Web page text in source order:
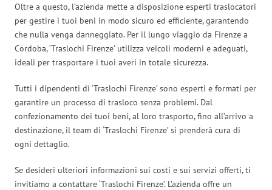
Oltre a questo, l’azienda mette a disposizione esperti traslocatori
per gestire i tuoi beni in modo sicuro ed efficiente, garantendo
che nulla venga danneggiato. Per il lungo viaggio da Firenze a
Cordoba, ‘Traslochi Firenze’ utilizza veicoli moderni e adeguati,
ideali per trasportare i tuoi averi in totale sicurezza.
Tutti i dipendenti di ‘Traslochi Firenze’ sono esperti e formati per
garantire un processo di trasloco senza problemi. Dal
confezionamento dei tuoi beni, al loro trasporto, fino all’arrivo a
destinazione, il team di ‘Traslochi Firenze’ si prenderà cura di
ogni dettaglio.
Se desideri ulteriori informazioni sui costi e sui servizi offerti, ti
invitiamo a contattare ‘Traslochi Firenze’. L’azienda offre un